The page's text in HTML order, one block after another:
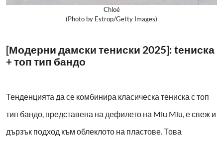
Chloé
(Photo by Estrop/Getty Images)
[Модерни дамски тениски 2025]: tениска
+ топ тип бандо
Тенденцията да се комбинира класическа тениска с топ
тип бандо, представена на дефилето на Miu Miu, е свеж и
дързък подход към облеклото на пластове. Това